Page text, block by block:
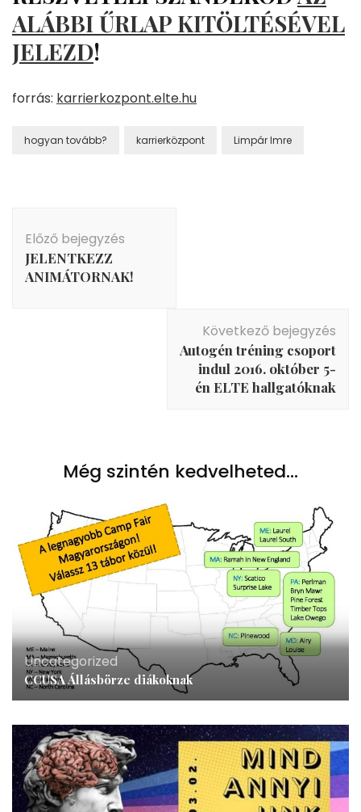
ALÁBBI ŰRLAP KITÖLTÉSÉVEL
JELEZD!
forrás: karrierkozpont.elte.hu
hogyan tovább? karrierközpont Limpár Imre
navigáció
Előző bejegyzés
JELENTKEZZ
ANIMÁTORNAK!
Következő bejegyzés
Autogén tréning csoport
indul 2016. október 5­
én ELTE hallgatóknak
Még szintén kedvelheted...
Uncategorized
CCUSA Állásbörze diákoknak